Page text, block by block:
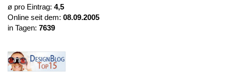
ø pro Eintrag: 4,5
Online seit dem: 08.09.2005
in Tagen: 7639